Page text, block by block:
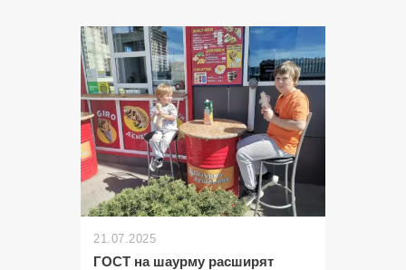
21.07.2025
ГОСТ на шаурму расширят